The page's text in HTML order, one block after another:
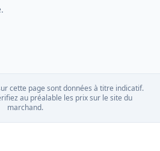
cette page sont données à titre indicatif.
au préalable les prix sur le site du
marchand.